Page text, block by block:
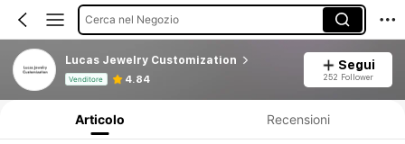
Cerca nel Negozio
Lucas Jewelry Customization
Venditore 4.84
Segui
252 Follower
Articolo Recensioni